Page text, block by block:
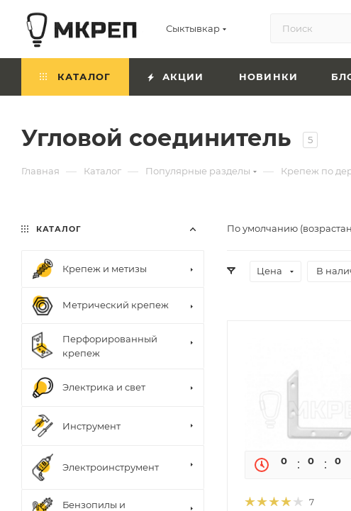
Сыктывкар
КАТАЛОГ АКЦИИ НОВИНКИ
Угловой соединитель 5
Главная — Каталог — Популярные разделы — Крепеж по
По умолчанию
Цена В
0 0 0
7
КАТАЛОГ
Крепеж и метизы
Метрический крепеж
Перфорированный
крепеж
Электрика и свет
Инструмент
Электроинструмент
Бензопилы и